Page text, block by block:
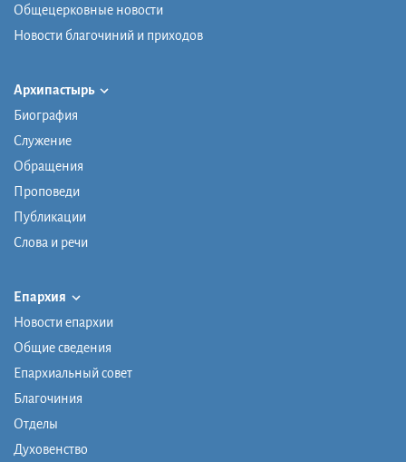
Общецерковные новости
Новости благочиний и приходов
Архипастырь
Биография
Служение
Обращения
Проповеди
Публикации
Слова и речи
Епархия
Новости епархии
Общие сведения
Епархиальный совет
Благочиния
Отделы
Духовенство